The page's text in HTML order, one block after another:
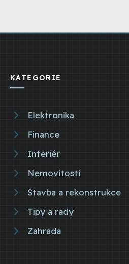
KATEGORIE
Elektronika
Finance
Interiér
Nemovitosti
Stavba a rekonstrukce
Tipy a rady
Zahrada